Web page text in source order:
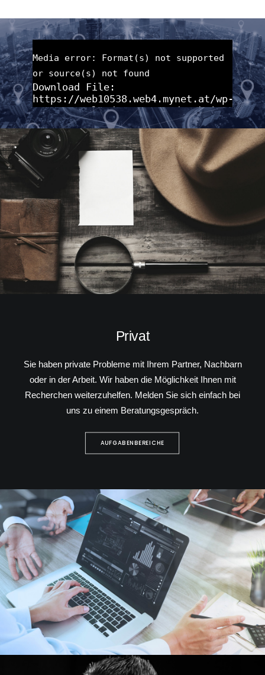
Media error: Format(s) not supported
or source(s) not found
Download File:
https://web10538.web4.mynet.at/wp-
content/uploads/2018/06/
_=1
Privat
Sie haben private Probleme mit Ihrem Partner, Nachbarn
oder in der Arbeit. Wir haben die Möglichkeit Ihnen mit
Recherchen weiterzuhelfen. Melden Sie sich einfach bei
uns zu einem Beratungsgespräch.
AUFGABENBEREICHE